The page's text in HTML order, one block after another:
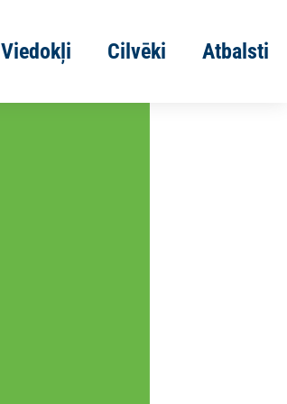
Viedokļi Cilvēki Atbalsti